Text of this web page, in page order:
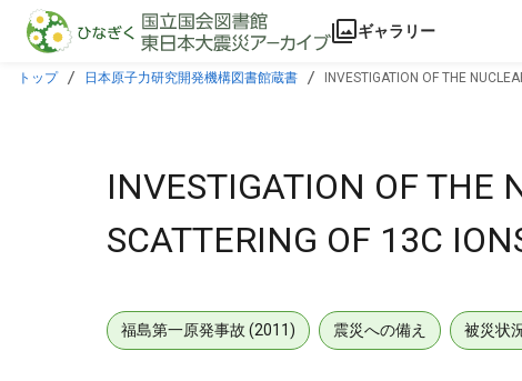
本文に飛ぶ
ギャラリー
トップ 日本原子力研究開発機構図書館蔵書 INVESTIGATION OF THE
INVESTIGATION OF THE
SCATTERING OF 13C
福島第一原発事故 (2011) 震災への備え 被災状